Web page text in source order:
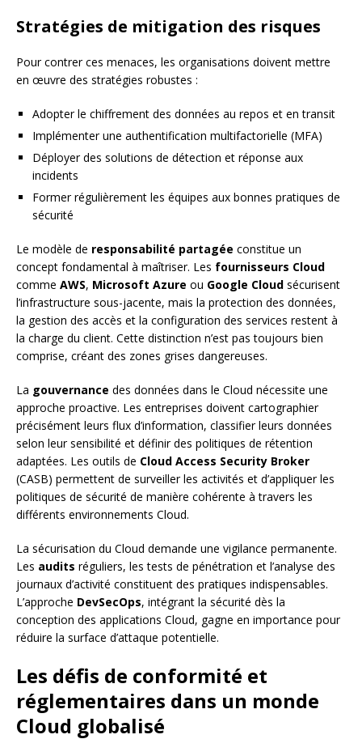
Stratégies de mitigation des risques
Pour contrer ces menaces, les organisations doivent mettre
en œuvre des stratégies robustes :
Adopter le chiffrement des données au repos et en transit
Implémenter une authentification multifactorielle (MFA)
Déployer des solutions de détection et réponse aux
incidents
Former régulièrement les équipes aux bonnes pratiques de
sécurité
Le modèle de responsabilité partagée constitue un
concept fondamental à maîtriser. Les fournisseurs Cloud
comme AWS, Microsoft Azure ou Google Cloud sécurisent
l’infrastructure sous-jacente, mais la protection des données,
la gestion des accès et la configuration des services restent à
la charge du client. Cette distinction n’est pas toujours bien
comprise, créant des zones grises dangereuses.
La gouvernance des données dans le Cloud nécessite une
approche proactive. Les entreprises doivent cartographier
précisément leurs flux d’information, classifier leurs données
selon leur sensibilité et définir des politiques de rétention
adaptées. Les outils de Cloud Access Security Broker
(CASB) permettent de surveiller les activités et d’appliquer les
politiques de sécurité de manière cohérente à travers les
différents environnements Cloud.
La sécurisation du Cloud demande une vigilance permanente.
Les audits réguliers, les tests de pénétration et l’analyse des
journaux d’activité constituent des pratiques indispensables.
L’approche DevSecOps, intégrant la sécurité dès la
conception des applications Cloud, gagne en importance pour
réduire la surface d’attaque potentielle.
Les défis de conformité et
réglementaires dans un monde
Cloud globalisé